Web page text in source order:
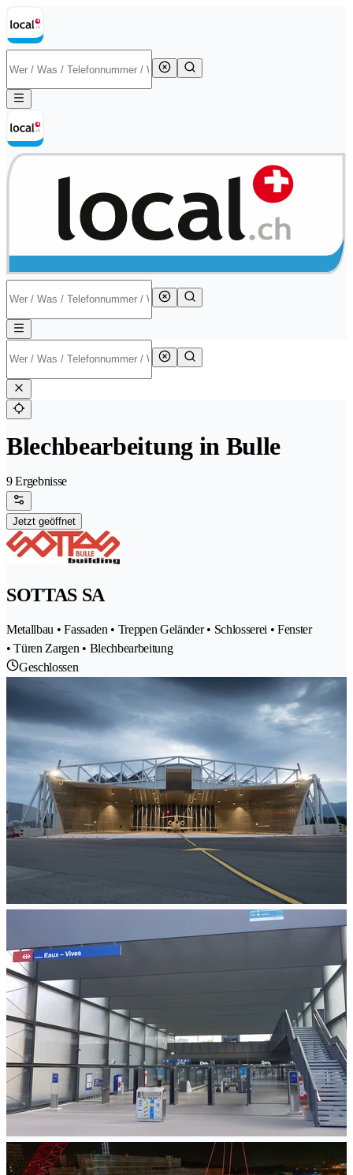
Blechbearbeitung in Bulle
9 Ergebnisse
Jetzt geöffnet
SOTTAS SA
Metallbau • Fassaden • Treppen Geländer • Schlosserei • Fenster
• Türen Zargen • Blechbearbeitung
Geschlossen